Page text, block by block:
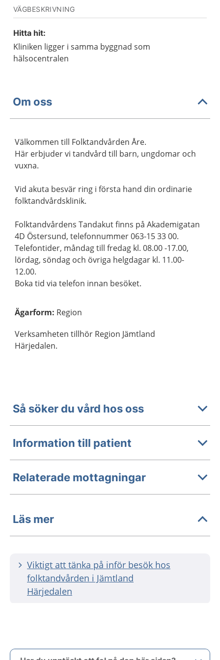
VÄGBESKRIVNING
Hitta hit:
Kliniken ligger i samma byggnad som
hälsocentralen
Om oss
Välkommen till Folktandvården Åre.
Här erbjuder vi tandvård till barn, ungdomar och
vuxna.
Vid akuta besvär ring i första hand din ordinarie
folktandvårdsklinik.
Folktandvårdens Tandakut finns på Akademigatan
4D Östersund, telefonnummer 063-15 33 00.
Telefontider, måndag till fredag kl. 08.00 -17.00,
lördag, söndag och övriga helgdagar kl. 11.00-
12.00.
Boka tid via telefon innan besöket.
Ägarform: Region
Verksamheten tillhör Region Jämtland
Härjedalen.
Så söker du vård hos oss
Information till patient
Relaterade mottagningar
Läs mer
Viktigt att tänka på inför besök hos
folktandvården i Jämtland
Härjedalen